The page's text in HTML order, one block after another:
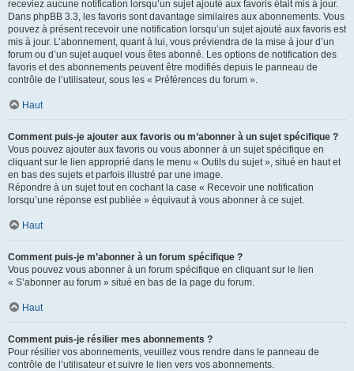
receviez aucune notification lorsqu’un sujet ajouté aux favoris était mis à jour.
Dans phpBB 3.3, les favoris sont davantage similaires aux abonnements. Vous
pouvez à présent recevoir une notification lorsqu’un sujet ajouté aux favoris est
mis à jour. L’abonnement, quant à lui, vous préviendra de la mise à jour d’un
forum ou d’un sujet auquel vous êtes abonné. Les options de notification des
favoris et des abonnements peuvent être modifiés depuis le panneau de
contrôle de l’utilisateur, sous les « Préférences du forum ».
Haut
Comment puis-je ajouter aux favoris ou m’abonner à un sujet spécifique ?
Vous pouvez ajouter aux favoris ou vous abonner à un sujet spécifique en
cliquant sur le lien approprié dans le menu « Outils du sujet », situé en haut et
en bas des sujets et parfois illustré par une image.
Répondre à un sujet tout en cochant la case « Recevoir une notification
lorsqu’une réponse est publiée » équivaut à vous abonner à ce sujet.
Haut
Comment puis-je m’abonner à un forum spécifique ?
Vous pouvez vous abonner à un forum spécifique en cliquant sur le lien
« S’abonner au forum » situé en bas de la page du forum.
Haut
Comment puis-je résilier mes abonnements ?
Pour résilier vos abonnements, veuillez vous rendre dans le panneau de
contrôle de l’utilisateur et suivre le lien vers vos abonnements.